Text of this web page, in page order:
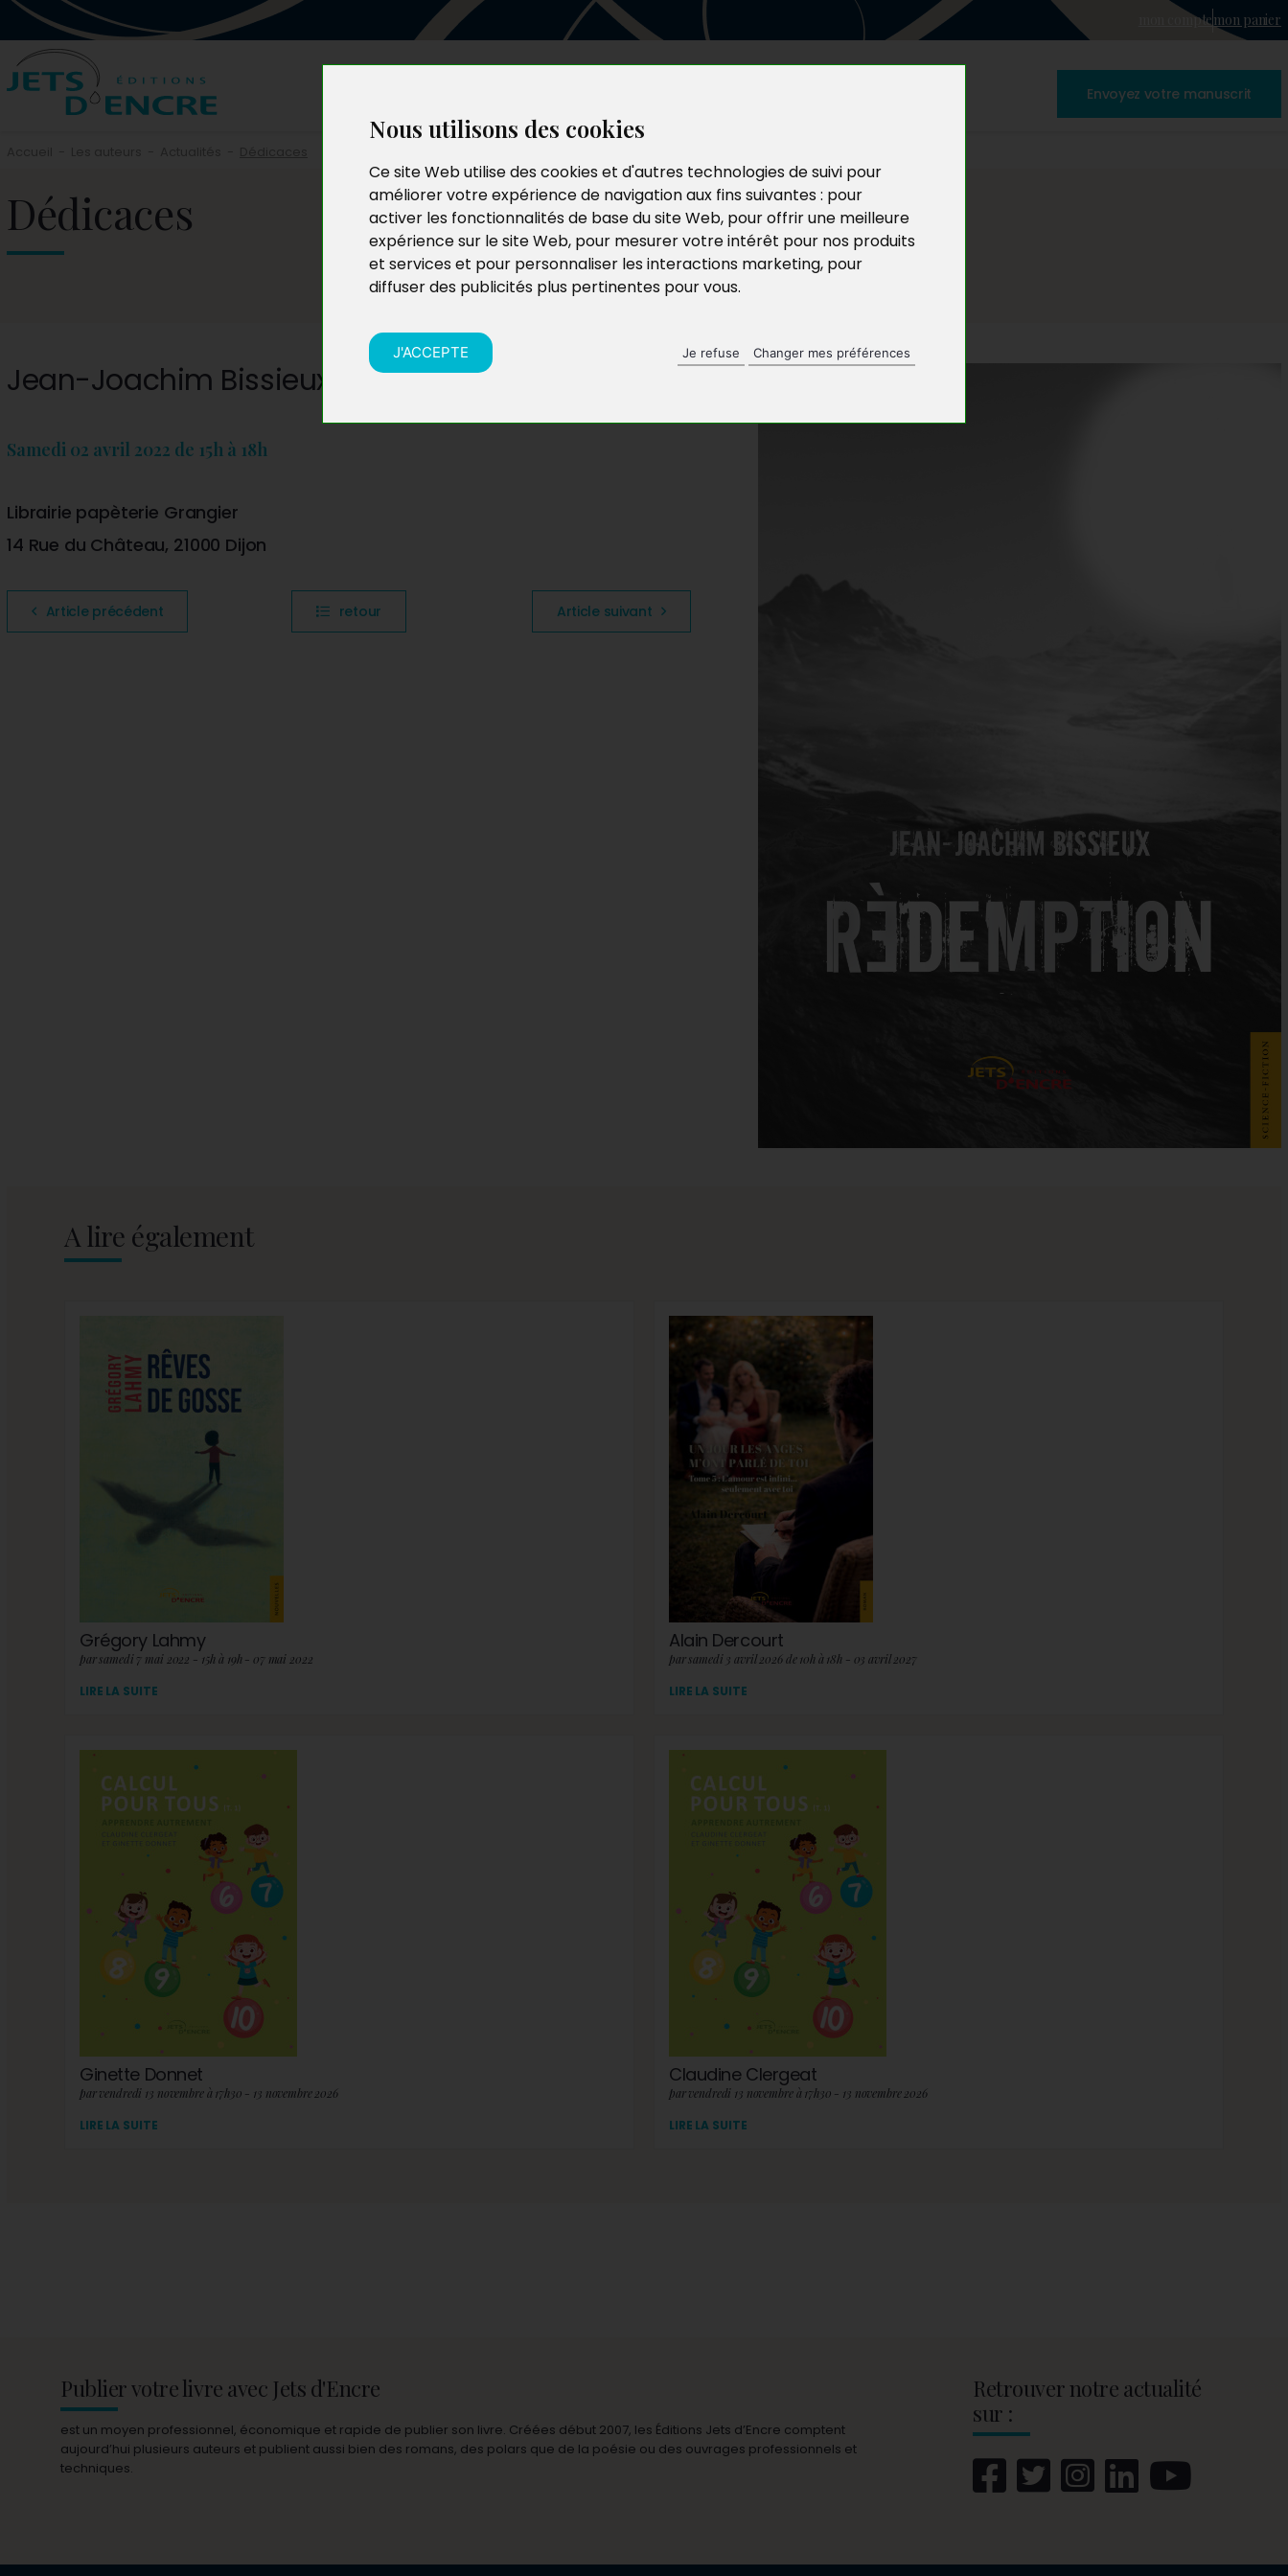
Nous utilisons des cookies
Ce site Web utilise des cookies et d'autres technologies de suivi pour
améliorer votre expérience de navigation aux fins suivantes : pour
activer les fonctionnalités de base du site Web, pour offrir une meilleure
expérience sur le site Web, pour mesurer votre intérêt pour nos produits
et services et pour personnaliser les interactions marketing, pour
diffuser des publicités plus pertinentes pour vous.
J'ACCEPTE Je refuse Changer mes préférences
mon comptemon panier
Envoyez votre manuscrit
Dédicaces
Jean-Joachim Bissieux
Samedi 02 avril 2022 de 15h à 18h
Librairie papèterie Grangier
14 Rue du Château, 21000 Dijon
Article précédent retour Article suivant
A lire également
Grégory Lahmy
par samedi 7 mai 2022 - 15h à 19h - 07 mai 2022
LIRE LA SUITE
Alain Dercourt
par samedi 3 avril 2026 de 10h à 18h - 03 avril 2027
LIRE LA SUITE
Ginette Donnet
par vendredi 13 novembre à 17h30 - 13 novembre 2026
LIRE LA SUITE
Claudine Clergeat
par vendredi 13 novembre à 17h30 - 13 novembre 2026
LIRE LA SUITE
Publier votre livre avec Jets d'Encre
est un moyen professionnel, économique et rapide de publier son livre. Créées début 2007, les Éditions Jets d’Encre comptent
aujourd’hui plusieurs auteurs et publient aussi bien des romans, des polars que de la poésie ou des ouvrages professionnels et
techniques.
Retrouver notre actualité
sur :